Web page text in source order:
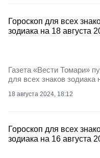
Гороскоп для всех
зодиака на 18 августа
Газета «Вести Томари»
для всех знаков зодиака
18 августа 2024, 18:12
Гороскоп для всех
зодиака на 16 августа